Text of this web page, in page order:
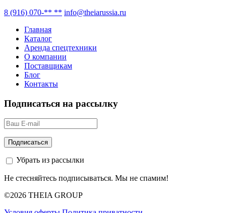
8 (916) 070-** ** info@theiarussia.ru
Главная
Каталог
Аренда спецтехники
О компании
Поставщикам
Блог
Контакты
Подписаться на рассылку
Убрать из рассылки
Не стесняйтесь подписываться. Мы не спамим!
©2026 THEIA GROUP